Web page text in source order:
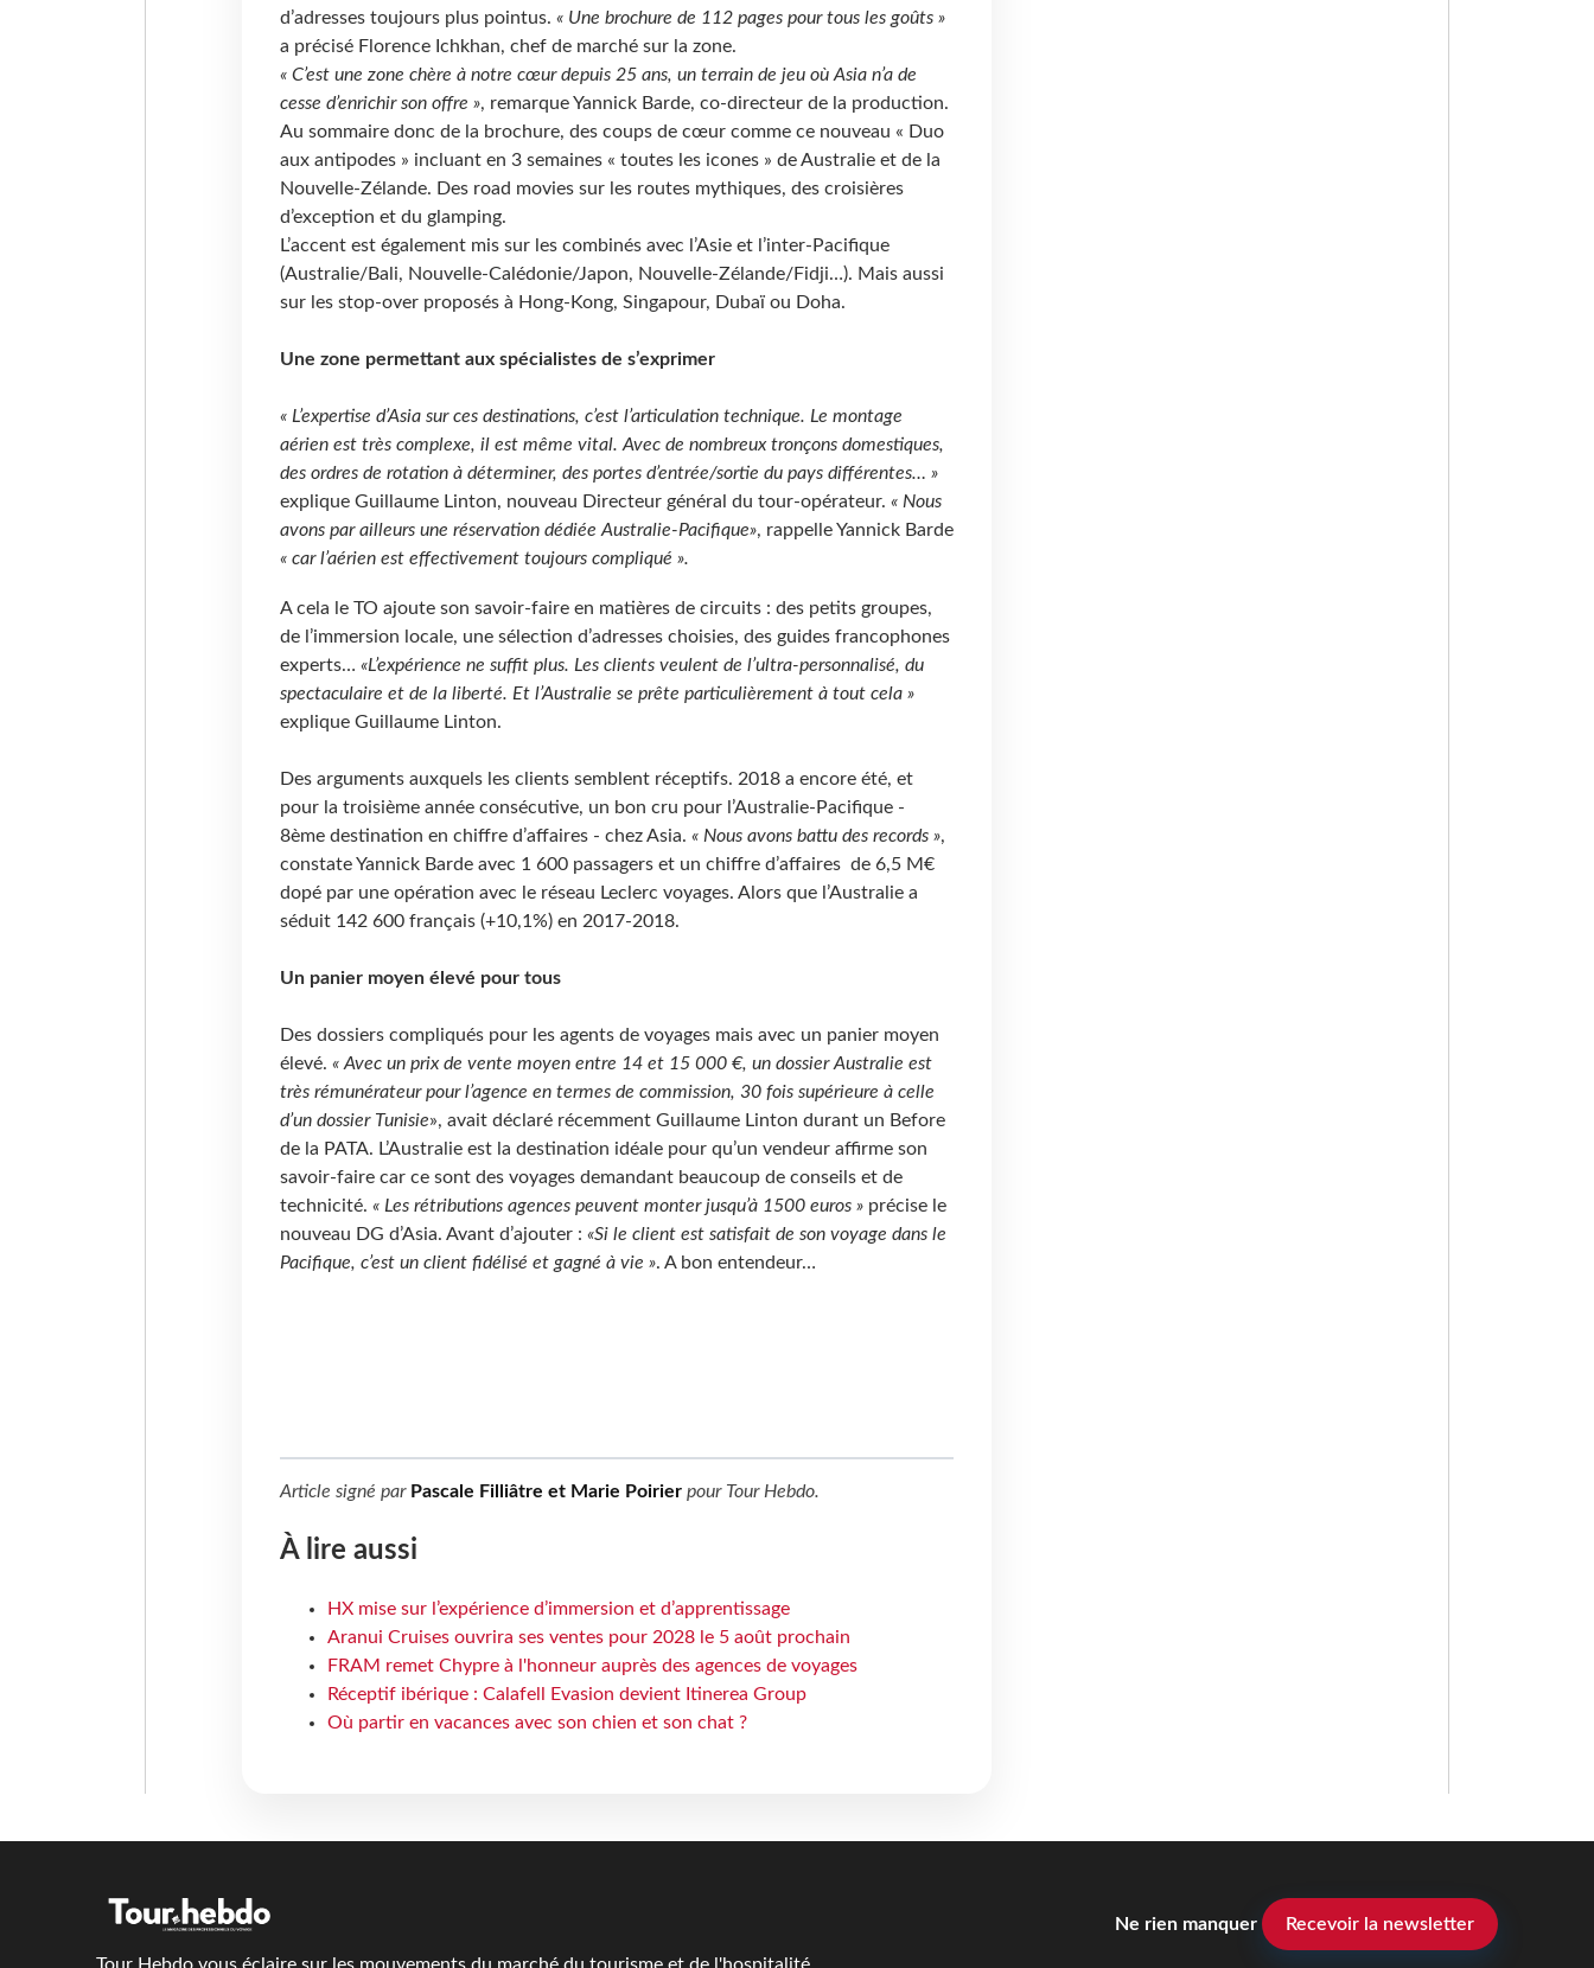
d’adresses toujours plus pointus. « Une brochure de 112 pages pour tous les goûts »
a précisé Florence Ichkhan, chef de marché sur la zone.
« C’est une zone chère à notre cœur depuis 25 ans, un terrain de jeu où Asia n’a de
cesse d’enrichir son offre », remarque Yannick Barde, co-directeur de la production.
Au sommaire donc de la brochure, des coups de cœur comme ce nouveau « Duo
aux antipodes » incluant en 3 semaines « toutes les icones » de Australie et de la
Nouvelle-Zélande. Des road movies sur les routes mythiques, des croisières
d’exception et du glamping.
L’accent est également mis sur les combinés avec l’Asie et l’inter-Pacifique
(Australie/Bali, Nouvelle-Calédonie/Japon, Nouvelle-Zélande/Fidji…). Mais aussi
sur les stop-over proposés à Hong-Kong, Singapour, Dubaï ou Doha.
Une zone permettant aux spécialistes de s’exprimer
« L’expertise d’Asia sur ces destinations, c’est l’articulation technique. Le montage
aérien est très complexe, il est même vital. Avec de nombreux tronçons domestiques,
des ordres de rotation à déterminer, des portes d’entrée/sortie du pays différentes… »
explique Guillaume Linton, nouveau Directeur général du tour-opérateur. « Nous
avons par ailleurs une réservation dédiée Australie-Pacifique», rappelle Yannick Barde
« car l’aérien est effectivement toujours compliqué ».
A cela le TO ajoute son savoir-faire en matières de circuits : des petits groupes,
de l’immersion locale, une sélection d’adresses choisies, des guides francophones
experts… «L’expérience ne suffit plus. Les clients veulent de l’ultra-personnalisé, du
spectaculaire et de la liberté. Et l’Australie se prête particulièrement à tout cela »
explique Guillaume Linton.
Des arguments auxquels les clients semblent réceptifs. 2018 a encore été, et
pour la troisième année consécutive, un bon cru pour l’Australie-Pacifique -
8ème destination en chiffre d’affaires - chez Asia. « Nous avons battu des records »,
constate Yannick Barde avec 1 600 passagers et un chiffre d’affaires de 6,5 M€
dopé par une opération avec le réseau Leclerc voyages. Alors que l’Australie a
séduit 142 600 français (+10,1%) en 2017-2018.
Un panier moyen élevé pour tous
Des dossiers compliqués pour les agents de voyages mais avec un panier moyen
élevé. « Avec un prix de vente moyen entre 14 et 15 000 €, un dossier Australie est
très rémunérateur pour l’agence en termes de commission, 30 fois supérieure à celle
d’un dossier Tunisie», avait déclaré récemment Guillaume Linton durant un Before
de la PATA. L’Australie est la destination idéale pour qu’un vendeur affirme son
savoir-faire car ce sont des voyages demandant beaucoup de conseils et de
technicité. « Les rétributions agences peuvent monter jusqu’à 1500 euros »précise le
nouveau DG d’Asia. Avant d’ajouter : «Si le client est satisfait de son voyage dans le
Pacifique, c’est un client fidélisé et gagné à vie ». A bon entendeur…
Article signé par Pascale Filliâtre et Marie Poirierpour Tour Hebdo.
À lire aussi
HX mise sur l’expérience d’immersion et d’apprentissage
Aranui Cruises ouvrira ses ventes pour 2028 le 5 août prochain
FRAM remet Chypre à l'honneur auprès des agences de voyages
Réceptif ibérique : Calafell Evasion devient Itinerea Group
Où partir en vacances avec son chien et son chat ?
Ne rien manquer Recevoir la newsletter